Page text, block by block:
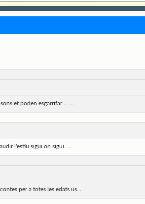
et poden esgarrifar ... ...
l'estiu sigui on sigui. ...
per a totes les edats us...